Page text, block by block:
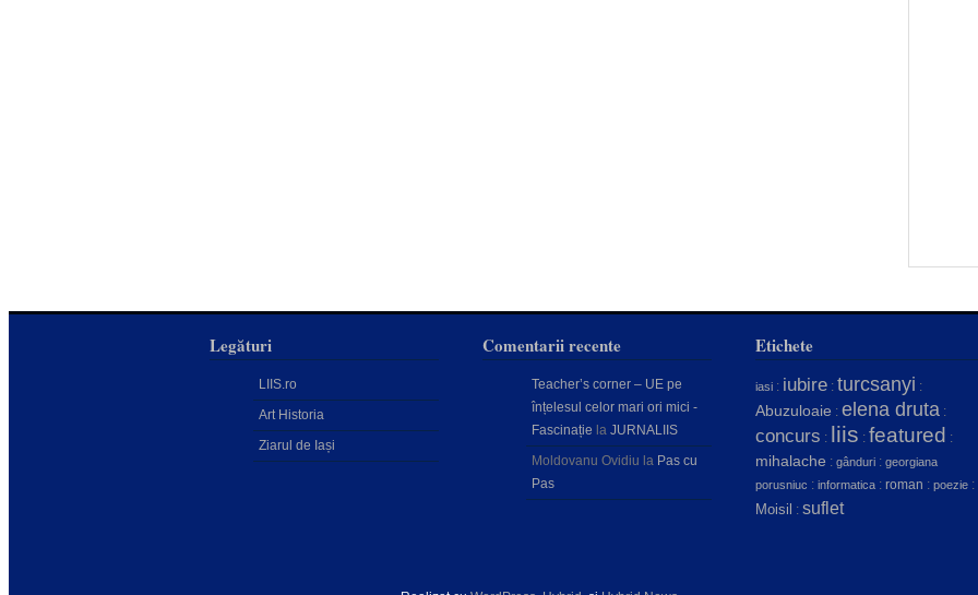
Legături
LIIS.ro
Art Historia
Ziarul de Iași
Comentarii recente
Teacher’s corner – UE pe
înțelesul celor mari ori mici -
Fascinație la JURNALIIS
Moldovanu Ovidiu la Pas cu
Pas
Etichete
iasi : iubire : turcsanyi :
Abuzuloaie : elena druta :
concurs : liis : featured :
mihalache : gânduri : georgiana
porusniuc : informatica : roman : poezie :
Moisil : suflet